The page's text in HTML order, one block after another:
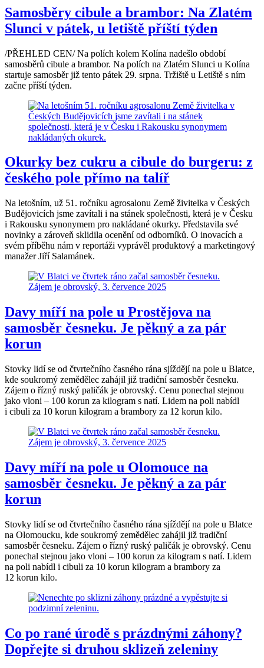
Samosběry cibule a brambor: Na Zlatém
Slunci v pátek, u letiště příští týden
/PŘEHLED CEN/ Na polích kolem Kolína nadešlo období
samosběrů cibule a brambor. Na polích na Zlatém Slunci u Kolína
startuje samosběr již tento pátek 29. srpna. Tržiště u Letiště s ním
začne příští týden.
Okurky bez cukru a cibule do burgeru: z
českého pole přímo na talíř
Na letošním, už 51. ročníku agrosalonu Země živitelka v Českých
Budějovicích jsme zavítali i na stánek společnosti, která je v Česku
i Rakousku synonymem pro nakládané okurky. Představila své
novinky a zároveň sklidila ocenění od odborníků. O inovacích a
svém příběhu nám v reportáži vyprávěl produktový a marketingový
manažer Jiří Salamánek.
Davy míří na pole u Prostějova na
samosběr česneku. Je pěkný a za pár
korun
Stovky lidí se od čtvrtečního časného rána sjíždějí na pole u Blatce,
kde soukromý zemědělec zahájil již tradiční samosběr česneku.
Zájem o řízný ruský paličák je obrovský. Cenu ponechal stejnou
jako vloni – 100 korun za kilogram s natí. Lidem na poli nabídl
i cibuli za 10 korun kilogram a brambory za 12 korun kilo.
Davy míří na pole u Olomouce na
samosběr česneku. Je pěkný a za pár
korun
Stovky lidí se od čtvrtečního časného rána sjíždějí na pole u Blatce
na Olomoucku, kde soukromý zemědělec zahájil již tradiční
samosběr česneku. Zájem o řízný ruský paličák je obrovský. Cenu
ponechal stejnou jako vloni – 100 korun za kilogram s natí. Lidem
na poli nabídl i cibuli za 10 korun kilogram a brambory za
12 korun kilo.
Co po rané úrodě s prázdnými záhony?
Dopřejte si druhou sklizeň zeleniny